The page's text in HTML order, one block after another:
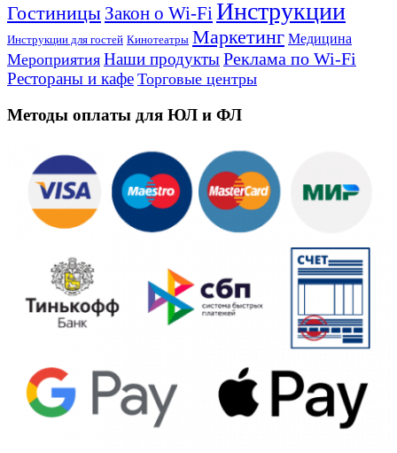
Гостиницы Закон о Wi-FiИнструкции
Инструкции для гостей Кинотеатры Маркетинг Медицина
Мероприятия Наши продуктыРеклама по Wi-Fi
Рестораны и кафе Торговые центры
Методы оплаты для ЮЛ и ФЛ